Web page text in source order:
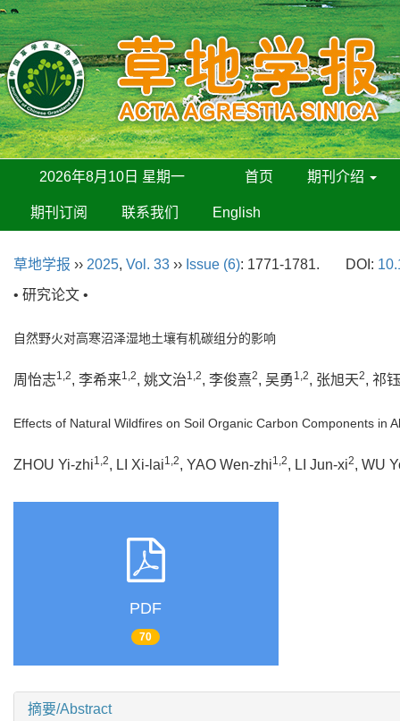
2026年8月10日 星期一 首页 期刊介绍
期刊订阅 联系我们 English
草地学报 ›› 2025, Vol. 33 ›› Issue (6): 1771-1781. DOI:
• 研究论文 •
自然野火对高寒沼泽湿地土壤有机碳组分的影响
周怡志1,2, 李希来1,2, 姚文治1,2, 李俊熹2, 吴勇 1,2, 张旭天2, 祁
Effects of Natural Wildfires on Soil Organic Carbon Components in
ZHOU Yi-zhi1,2, LI Xi-lai1,2, YAO Wen-zhi1,2, LI Jun-xi2, WU
PDF
70
摘要/Abstract